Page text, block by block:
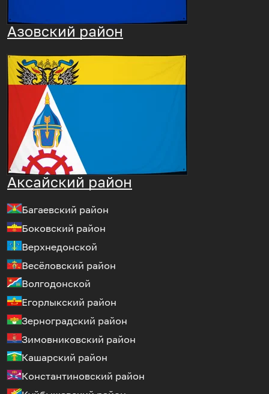
Азовский район
Аксайский район
Багаевский район
Боковский район
Верхнедонской
Весёловский район
Волгодонской
Егорлыкский район
Зерноградский район
Зимовниковский район
Кашарский район
Константиновский район